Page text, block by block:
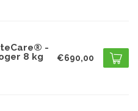
-
8 kg
€690,00